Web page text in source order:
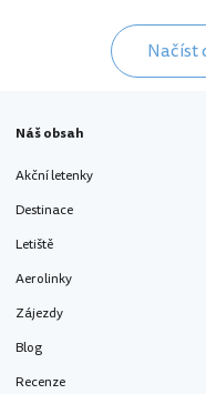
Načíst
Náš obsah
Akční letenky
Destinace
Letiště
Aerolinky
Zájezdy
Blog
Recenze